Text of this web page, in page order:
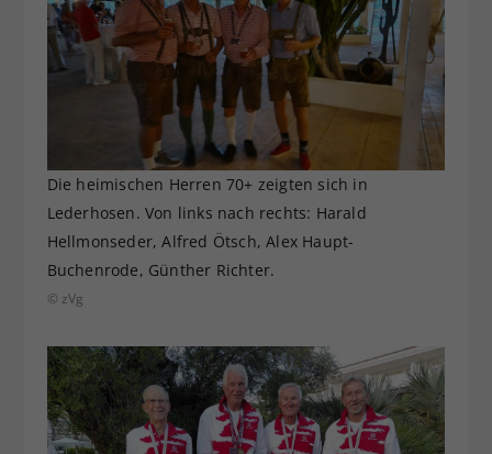
Die heimischen Herren 70+ zeigten sich in
Lederhosen. Von links nach rechts: Harald
Hellmonseder, Alfred Ötsch, Alex Haupt-
Buchenrode, Günther Richter.
© zVg